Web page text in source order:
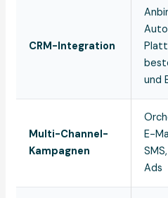
CRM-Integration
und
Multi-Channel-
Kampagnen
E-
Ads